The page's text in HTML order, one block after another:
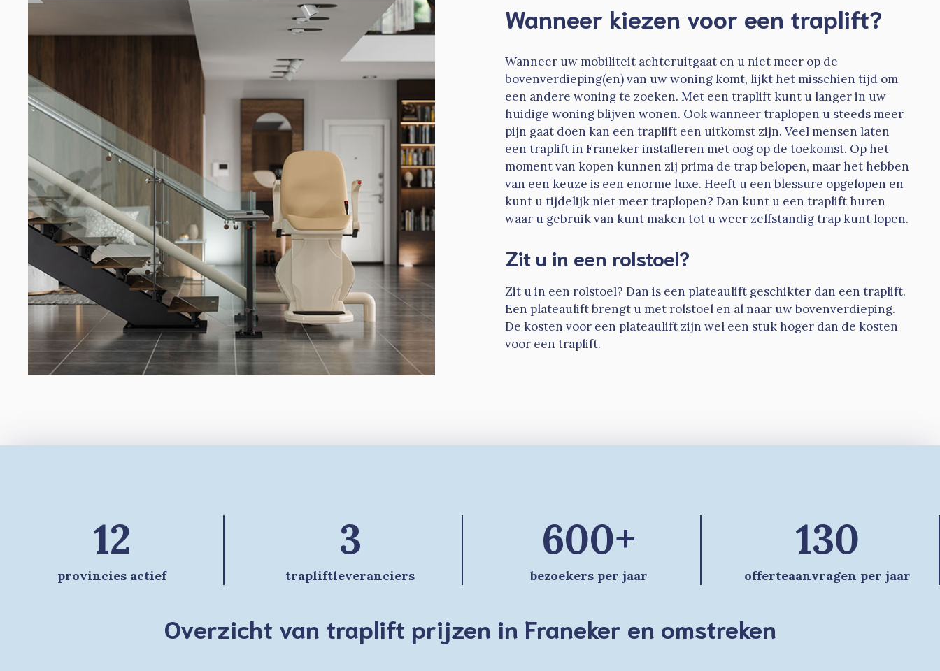
Wanneer kiezen voor een traplift?
Wanneer uw mobiliteit achteruitgaat en u niet meer op de
bovenverdieping(en) van uw woning komt, lijkt het misschien tijd om
een andere woning te zoeken. Met een traplift kunt u langer in uw
huidige woning blijven wonen. Ook wanneer traplopen u steeds meer
pijn gaat doen kan een traplift een uitkomst zijn. Veel mensen laten
een traplift in Franeker installeren met oog op de toekomst. Op het
moment van kopen kunnen zij prima de trap belopen, maar het hebben
van een keuze is een enorme luxe. Heeft u een blessure opgelopen en
kunt u tijdelijk niet meer traplopen? Dan kunt u een traplift huren
waar u gebruik van kunt maken tot u weer zelfstandig trap kunt lopen.
Zit u in een rolstoel?
Zit u in een rolstoel? Dan is een plateaulift geschikter dan een traplift.
Een plateaulift brengt u met rolstoel en al naar uw bovenverdieping.
De kosten voor een plateaulift zijn wel een stuk hoger dan de kosten
voor een traplift.
12
provincies actief
3
trapliftleveranciers
600+
bezoekers per jaar
130
offerteaanvragen per jaar
Overzicht van traplift prijzen in Franeker en omstreken